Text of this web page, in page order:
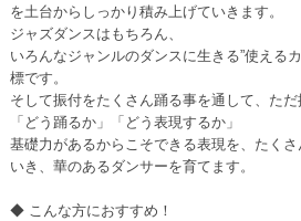
を土台からしっかり積み上げていきます。
ジャズダンスはもちろん、
いろんなジャンルのダンスに生きる”使える
標です。
そして振付をたくさん踊る事を通して、ただ
「どう踊るか」「どう表現するか」
基礎力があるからこそできる表現を、たく
いき、華のあるダンサーを育てます。
◆ こんな方におすすめ！